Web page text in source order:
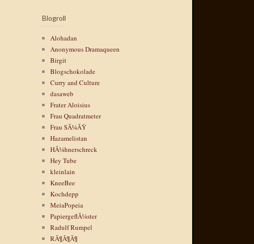
Blogroll
Alohadan
Anonymous Dramaqueen
Birgit
Blogschokolade
Curry and Culture
dasaweb
Frater Aloisius
Frau Quadratmeter
Frau SÃ¼ÃŸ
Hazamelistan
HÃ¼hnerschreck
Hey Tube
kleinlain
KneeBee
Kochdepp
MeiaPopeia
PapiergeflÃ¼ster
Radulf Rumpel
RÃ¶Ã¶Ã¶